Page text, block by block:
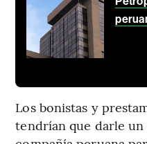
Los bonistas y
tendrían que darle